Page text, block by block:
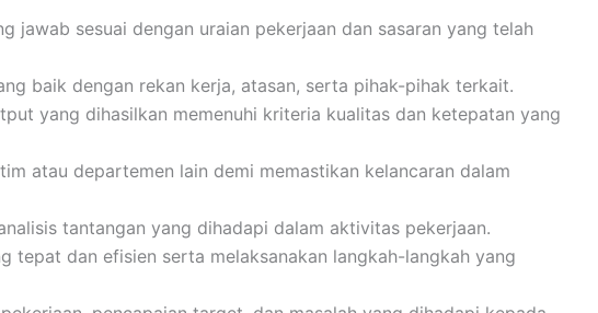
jawab sesuai dengan uraian pekerjaan dan sasaran yang telah
baik dengan rekan kerja, atasan, serta pihak-pihak terkait.
yang dihasilkan memenuhi kriteria kualitas dan ketepatan yang
atau departemen lain demi memastikan kelancaran dalam
tantangan yang dihadapi dalam aktivitas pekerjaan.
tepat dan efisien serta melaksanakan langkah-langkah yang